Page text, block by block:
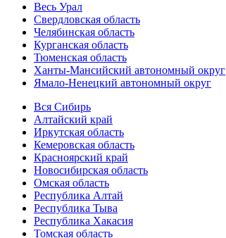
Весь Урал
Свердловская область
Челябинская область
Курганская область
Тюменская область
Ханты-Мансийский автономный округ
Ямало-Ненецкий автономный округ
Вся Сибирь
Алтайский край
Иркутская область
Кемеровская область
Красноярский край
Новосибирская область
Омская область
Республика Алтай
Республика Тыва
Республика Хакасия
Томская область